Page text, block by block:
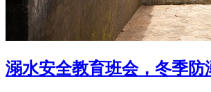
溺水安全教育班会，冬季